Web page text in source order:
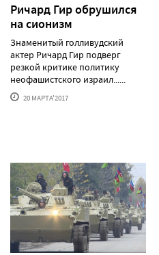
Ричард Гир обрушился
на сионизм
Знаменитый голливудский
актер Ричард Гир подверг
резкой критике политику
неофашистского израил......
20 МАРТА'2017